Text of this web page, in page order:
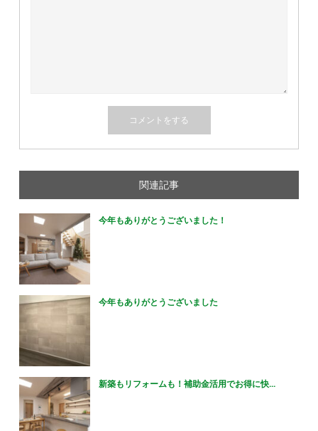
関連記事
今年もありがとうございました！
今年もありがとうございました
新築もリフォームも！補助金活用でお得に快...